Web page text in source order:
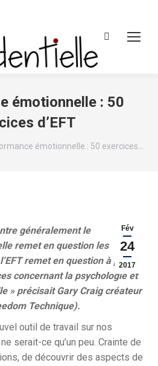
Recherche
émotionnelle : 50
d’EFT
émotionnelle : 50 exercices…
Fév
24
2017
généralement le
remet en question les
remet en question à peu
concernant la psychologie et
» précisait Gary Craig créateur
Technique).
outil de travail sur nos
serait-ce qu’un peu. Crainte de
de découvrir des aspects de